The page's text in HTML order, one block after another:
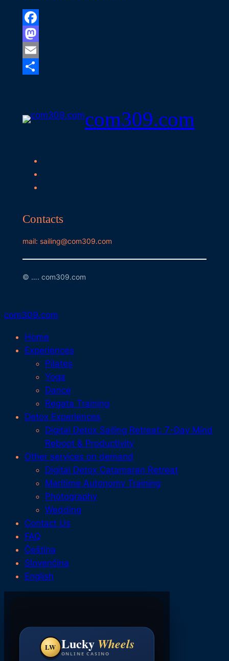
Facebook
Mastodon
Email
com309.com
Contacts
mail: sailing@com309.com
© …. com309.com
com309.com
Home
Experiences
Pilates
Yoga
Dance
Regata Training
Detox Experiences
Digital Detox Sailing Retreat: 7-Day Mind
Reboot & Productivity
Other services on demand
Digital Detox Catamaran Retreat
Maritime Autonomy Training
Photography
Wedding
Contact Us
FAQ
Čeština
Slovenčina
English